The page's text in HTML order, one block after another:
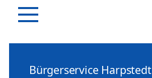
Bürgerservice Harpstedt